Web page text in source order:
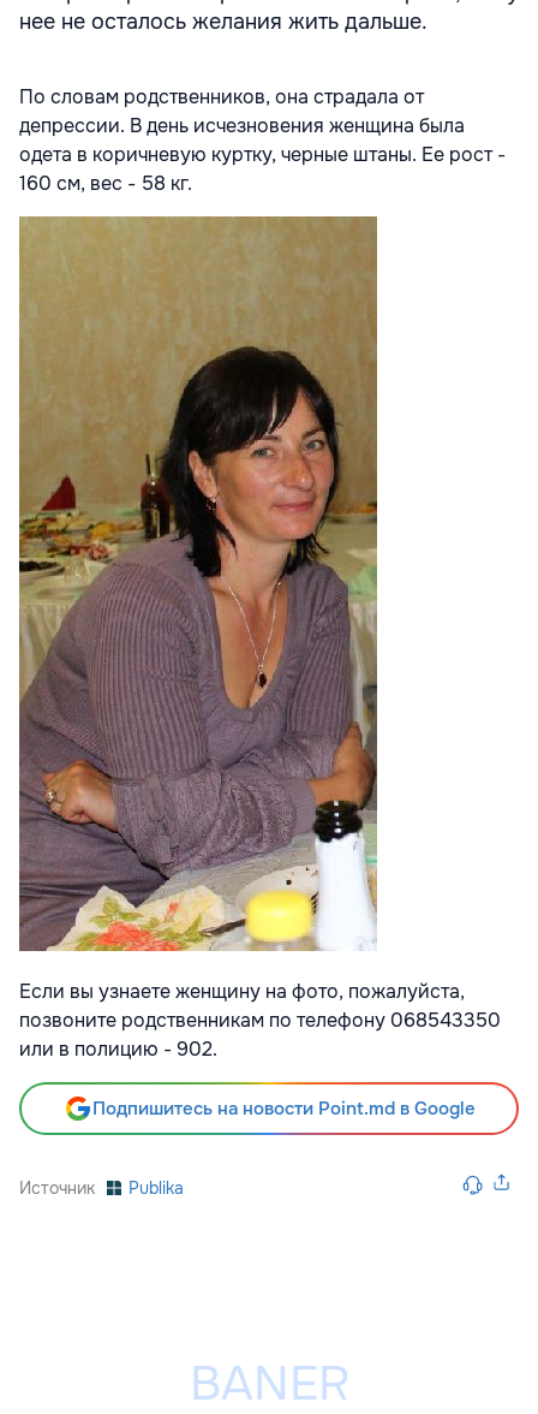
нее не осталось желания жить дальше.
По словам родственников, она страдала от
депрессии. В день исчезновения женщина была
одета в коричневую куртку, черные штаны. Ее рост -
160 см, вес - 58 кг.
Если вы узнаете женщину на фото, пожалуйста,
позвоните родственникам по телефону 068543350
или в полицию - 902.
Подпишитесь на новости Point.md в Google
Источник Publika